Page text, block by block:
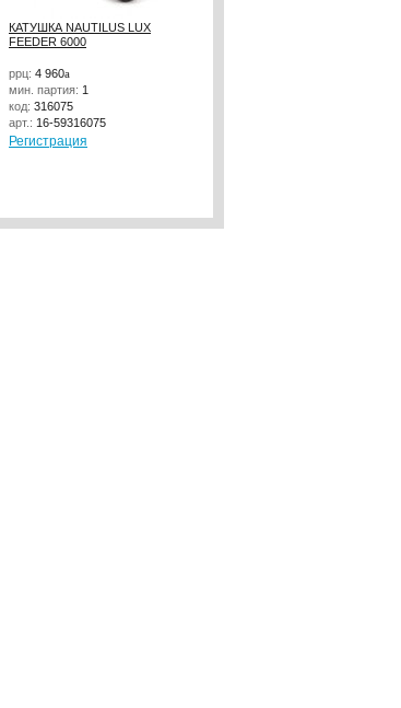
КАТУШКА NAUTILUS LUX
FEEDER 6000
ррц: 4 960a
мин. партия: 1
код: 316075
арт.: 16-59316075
Регистрация